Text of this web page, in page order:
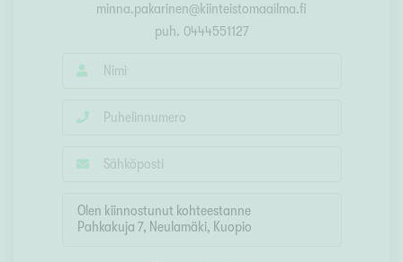
minna.pakarinen@kiinteistomaailma.fi
puh. 0444551127